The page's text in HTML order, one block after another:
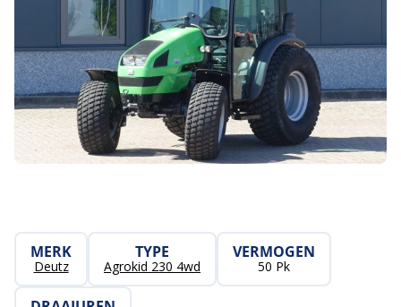
MERK
Deutz
TYPE
Agrokid 230 4wd
VERMOGEN
50 Pk